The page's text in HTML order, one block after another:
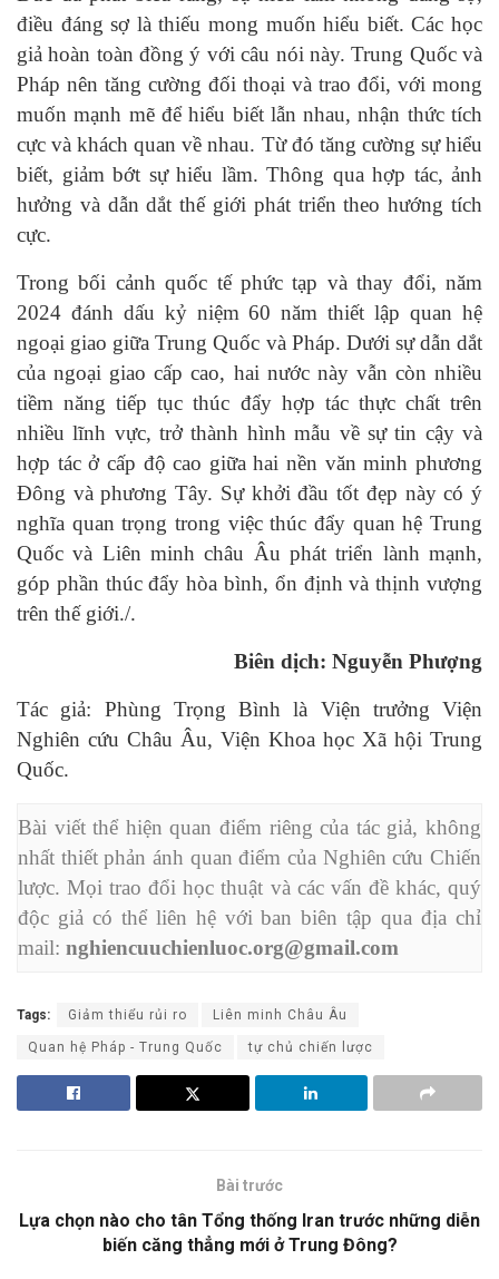
điều đáng sợ là thiếu mong muốn hiểu biết. Các học
giả hoàn toàn đồng ý với câu nói này. Trung Quốc và
Pháp nên tăng cường đối thoại và trao đổi, với mong
muốn mạnh mẽ để hiểu biết lẫn nhau, nhận thức tích
cực và khách quan về nhau. Từ đó tăng cường sự hiểu
biết, giảm bớt sự hiểu lầm. Thông qua hợp tác, ảnh
hưởng và dẫn dắt thế giới phát triển theo hướng tích
cực.
Trong bối cảnh quốc tế phức tạp và thay đổi, năm
2024 đánh dấu kỷ niệm 60 năm thiết lập quan hệ
ngoại giao giữa Trung Quốc và Pháp. Dưới sự dẫn dắt
của ngoại giao cấp cao, hai nước này vẫn còn nhiều
tiềm năng tiếp tục thúc đẩy hợp tác thực chất trên
nhiều lĩnh vực, trở thành hình mẫu về sự tin cậy và
hợp tác ở cấp độ cao giữa hai nền văn minh phương
Đông và phương Tây. Sự khởi đầu tốt đẹp này có ý
nghĩa quan trọng trong việc thúc đẩy quan hệ Trung
Quốc và Liên minh châu Âu phát triển lành mạnh,
góp phần thúc đẩy hòa bình, ổn định và thịnh vượng
trên thế giới./.
Biên dịch: Nguyễn Phượng
Tác giả: Phùng Trọng Bình là Viện trưởng Viện
Nghiên cứu Châu Âu, Viện Khoa học Xã hội Trung
Quốc.
Bài viết thể hiện quan điểm riêng của tác giả, không
nhất thiết phản ánh quan điểm của Nghiên cứu Chiến
lược. Mọi trao đổi học thuật và các vấn đề khác, quý
độc giả có thể liên hệ với ban biên tập qua địa chỉ
mail: nghiencuuchienluoc.org@gmail.com
Tags: Giảm thiểu rủi ro Liên minh Châu Âu
Quan hệ Pháp - Trung Quốc tự chủ chiến lược
Bài trước
Lựa chọn nào cho tân Tổng thống Iran trước những diễn
biến căng thẳng mới ở Trung Đông?